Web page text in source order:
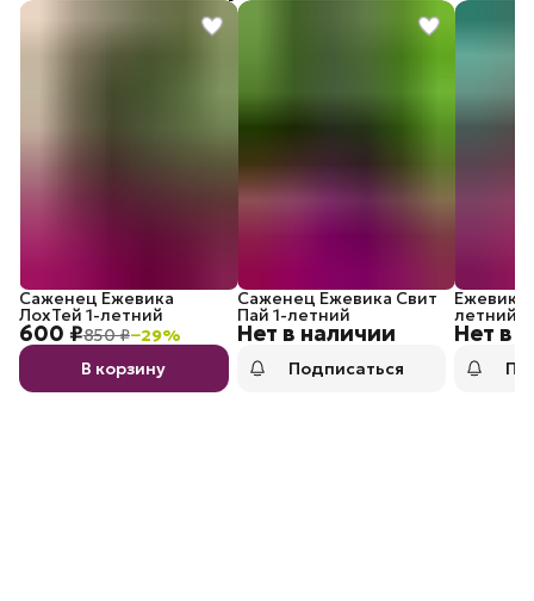
600 ₽850 ₽−29%
Саженец Ежевика
ЛохТей 1-летний
В корзину
Нет в наличии
Саженец Ежевика Свит
Пай 1-летний
Подписаться
Нет в
Ежевика
летний